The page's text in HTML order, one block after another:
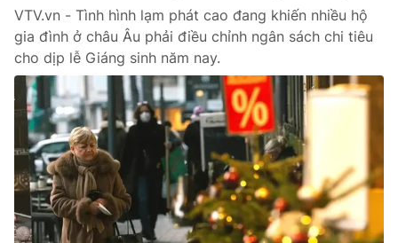
Phim VTV
Hậu trường
Nhân vật
Khán giả
Giải sao mai
Giải trí
Điện ảnh
Âm nhạc
Sao
Đời sống
Du lịch
Làm đẹp
Chất lượng cuộc sống
Giáo dục
Tuyển sinh
Học trực tuyến
Công nghệ
Hitech Công nghệ tương lai
VTV.vn - Tình hình lạm phát cao đang khiến nhiều hộ
gia đình ở châu Âu phải điều chỉnh ngân sách chi tiêu
cho dịp lễ Giáng sinh năm nay.